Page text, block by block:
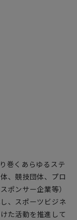
巻くあらゆるステ
、競技団体、プロ
ポンサー企業等）
、スポーツビジネ
た活動を推進して